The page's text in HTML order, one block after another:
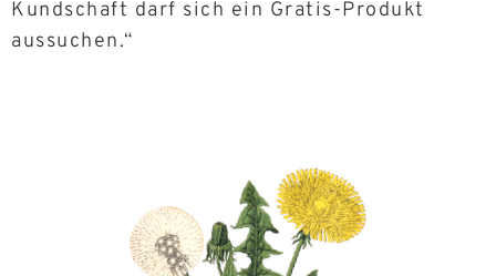
Kundschaft darf sich ein Gratis-Produkt
aussuchen.“